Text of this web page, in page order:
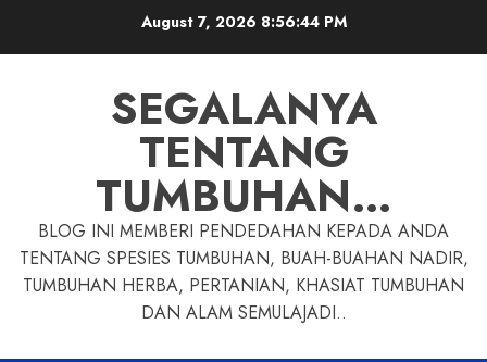
August 7, 2026 8:56:45 PM
SEGALANYA
TENTANG
TUMBUHAN…
BLOG INI MEMBERI PENDEDAHAN KEPADA ANDA
TENTANG SPESIES TUMBUHAN, BUAH-BUAHAN NADIR,
TUMBUHAN HERBA, PERTANIAN, KHASIAT TUMBUHAN
DAN ALAM SEMULAJADI..